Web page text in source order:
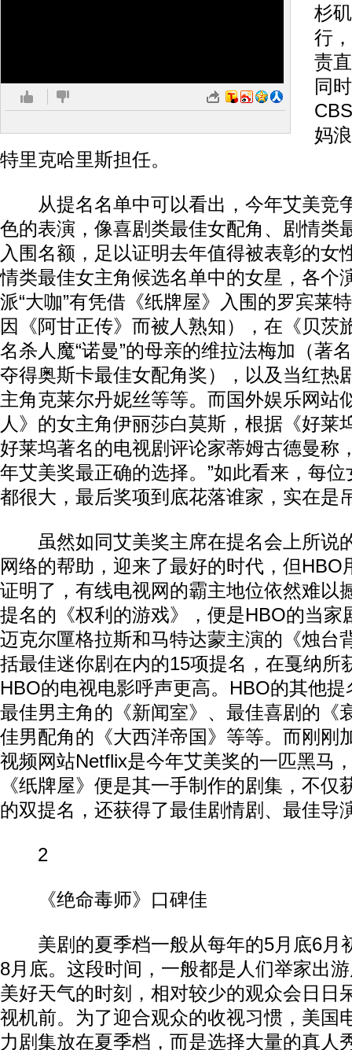
杉
行
责
同
妈
特里克哈里斯担任。
从提名名单中可以看出，今年艾美竞
色的表演，像喜剧类最佳女配角、剧情类
入围名额，足以证明去年值得被表彰的女
情类最佳女主角候选名单中的女星，各个
派“大咖”有凭借《纸牌屋》入围的罗宾莱
因《阿甘正传》而被人熟知），在《贝茨
名杀人魔“诺曼”的母亲的维拉法梅加（著
夺得奥斯卡最佳女配角奖），以及当红热
主角克莱尔丹妮丝等等。而国外娱乐网站
人》的女主角伊丽莎白莫斯，根据《好莱
好莱坞著名的电视剧评论家蒂姆古德曼称
年艾美奖最正确的选择。”如此看来，每
都很大，最后奖项到底花落谁家，实在是
虽然如同艾美奖主席在提名会上所说
网络的帮助，迎来了最好的时代，但HBO
证明了，有线电视网的霸主地位依然难以
提名的《权利的游戏》，便是HBO的当家
迈克尔匰格拉斯和马特达蒙主演的《烛台
括最佳迷你剧在内的15项提名，在戛纳所
HBO的电视电影呼声更高。HBO的其他
最佳男主角的《新闻室》、最佳喜剧的《
佳男配角的《大西洋帝国》等等。而刚刚
视频网站Netflix是今年艾美奖的一匹黑马
《纸牌屋》便是其一手制作的剧集，不仅
的双提名，还获得了最佳剧情剧、最佳导
2
《绝命毒师》口碑佳
美剧的夏季档一般从每年的5月底6月
8月底。这段时间，一般都是人们举家出
美好天气的时刻，相对较少的观众会日日
视机前。为了迎合观众的收视习惯，美国
力剧集放在夏季档，而是选择大量的真人